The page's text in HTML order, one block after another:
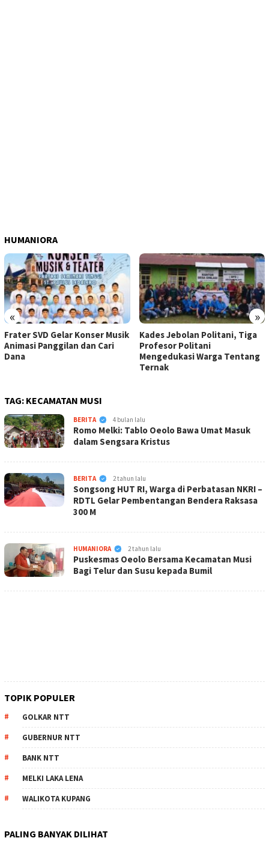
HUMANIORA
« »
Frater SVD Gelar Konser Musik
Animasi Panggilan dan Cari
Dana
Kades Jebolan Politani, Tiga
Profesor Politani
Mengedukasi Warga Tentang
Ternak
TAG: KECAMATAN MUSI
BERITA KabarNTT.ID
4 bulan lalu
Romo Melki: Tablo Oeolo Bawa Umat Masuk
dalam Sengsara Kristus
BERITA KabarNTT.ID
2 tahun lalu
Songsong HUT RI, Warga di Perbatasan NKRI –
RDTL Gelar Pembentangan Bendera Raksasa
300 M
HUMANIORA KabarNTT.ID
2 tahun lalu
Puskesmas Oeolo Bersama Kecamatan Musi
Bagi Telur dan Susu kepada Bumil
TOPIK POPULER
GOLKAR NTT
GUBERNUR NTT
BANK NTT
MELKI LAKA LENA
WALIKOTA KUPANG
PALING BANYAK DILIHAT